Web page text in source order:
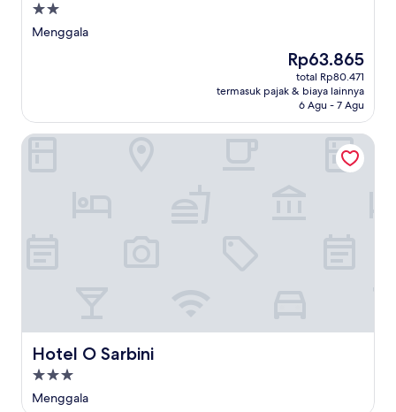
Properti
bintang
Menggala
Harga
sekarang
Rp63.865
Rp63.865
total Rp80.471
termasuk pajak & biaya lainnya
6 Agu - 7 Agu
Hotel O Sarbini
Hotel O Sarbini
Properti
bintang
Menggala
Hotel O Sarbini